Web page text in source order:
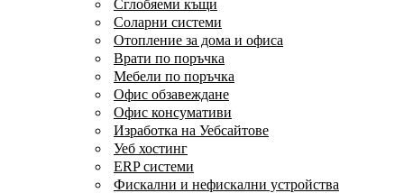
Сглобяеми къщи
Соларни системи
Отопление за дома и офиса
Врати по поръчка
Мебели по поръчка
Офис обзавеждане
Офис консумативи
Изработка на Уебсайтове
Уеб хостинг
ERP системи
Фискални и нефискални устройства